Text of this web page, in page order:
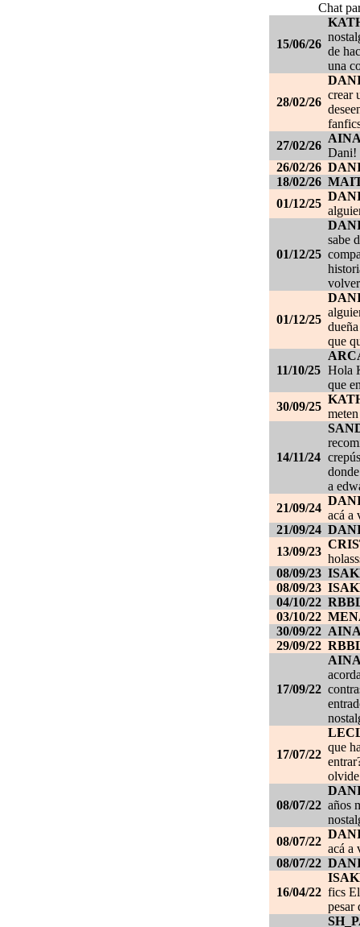
Chat
15/06/26
de
una
28/02/26
crear
27/02/26
Dani!
26/02/26
18/02/26
01/12/25
01/12/25
sabe
01/12/25
que
11/10/25 Hola
que
30/09/25
14/11/24
a
21/09/24
acá a
21/09/24
13/09/23
08/09/23
08/09/23
04/10/22
03/10/22
30/09/22
29/09/22
17/09/22
17/07/22
que
08/07/22 años
08/07/22
acá a
08/07/22
16/04/22 fics
pesar